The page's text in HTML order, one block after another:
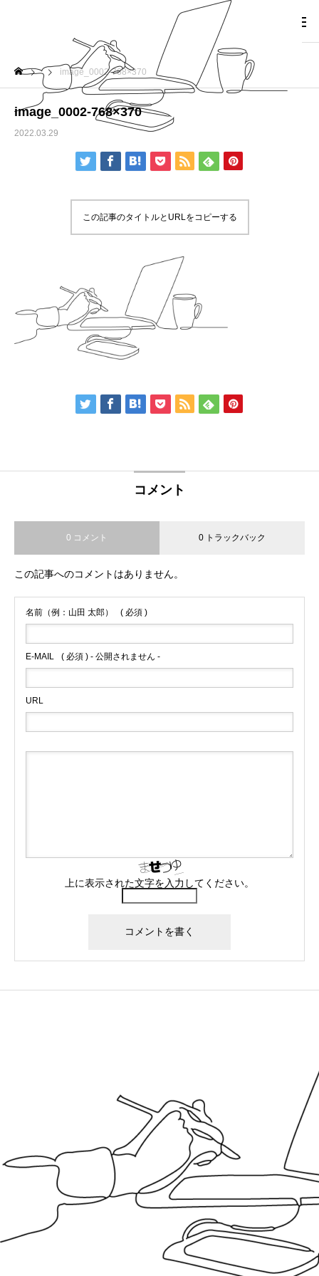
image_0002-768×370
image_0002-768×370
2022.03.29
この記事のタイトルとURLをコピーする
コメント
0 コメント 0 トラックバック
この記事へのコメントはありません。
名前（例：山田 太郎） ( 必須 )
E-MAIL ( 必須 ) - 公開されません -
URL
上に表示された文字を入力してください。